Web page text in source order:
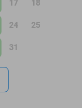
17 18
24 25
31